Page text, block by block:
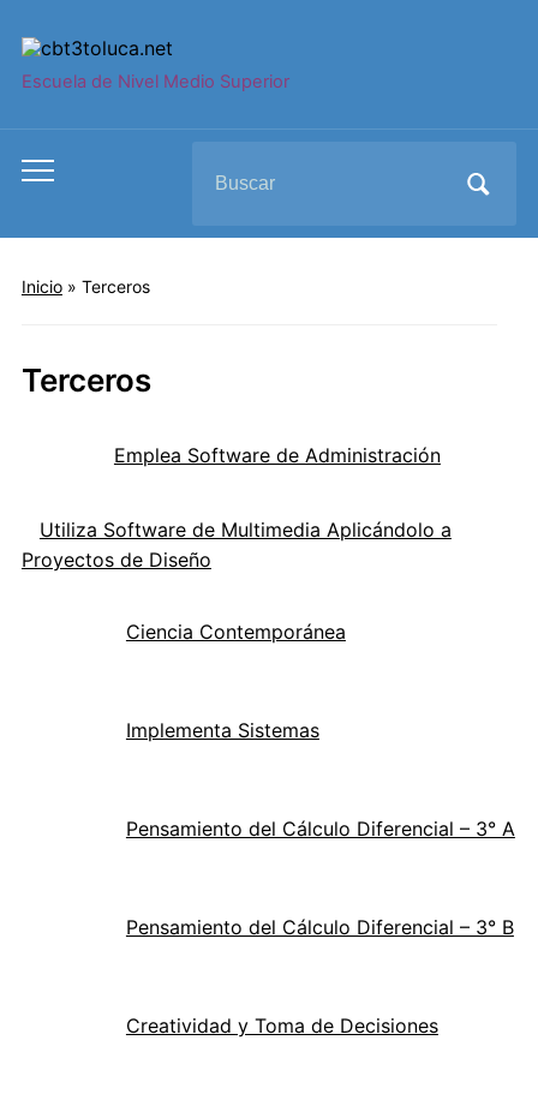
Escuela de Nivel Medio Superior
Toggle
menu
for:
Inicio» Terceros
Terceros
Emplea Software de Administración
Utiliza Software de Multimedia Aplicándolo a
Proyectos de Diseño
Ciencia Contemporánea
Implementa Sistemas
Pensamiento del Cálculo Diferencial – 3° A
Pensamiento del Cálculo Diferencial – 3° B
Creatividad y Toma de Decisiones